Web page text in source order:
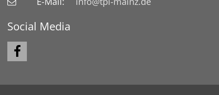
Social Media